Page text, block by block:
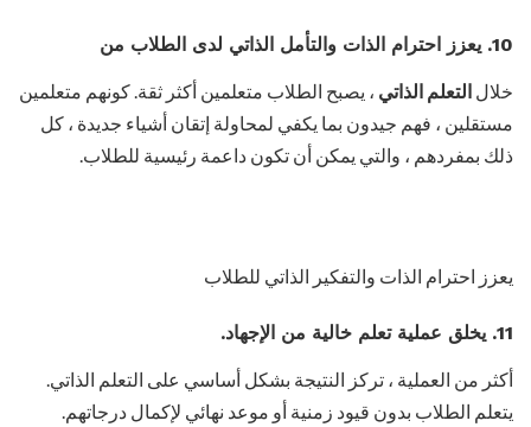
10. يعزز احترام الذات والتأمل الذاتي لدى الطلاب من
خلال التعلم الذاتي ، يصبح الطلاب متعلمين أكثر ثقة. كونهم متعلمين
مستقلين ، فهم جيدون بما يكفي لمحاولة إتقان أشياء جديدة ، كل
ذلك بمفردهم ، والتي يمكن أن تكون داعمة رئيسية للطلاب.
يعزز احترام الذات والتفكير الذاتي للطلاب
11. يخلق عملية تعلم خالية من الإجهاد.
أكثر من العملية ، تركز النتيجة بشكل أساسي على التعلم الذاتي.
يتعلم الطلاب بدون قيود زمنية أو موعد نهائي لإكمال درجاتهم.